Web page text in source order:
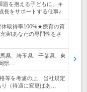
題を抱える子どもに、キ
長をサポートする仕事♪
休取得率100%★療育の質
実!あなたの専門性をさ
県、埼玉県、千葉県、東
県…
等を考慮の上、当社規定
（待遇に変更はあ…